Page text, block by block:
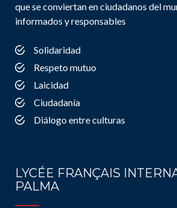
que se conviertan en ciudadanos del
informados y responsables
Solidaridad
Respeto mutuo
Laicidad
Ciudadanía
Diálogo entre culturas
LYCÉE FRANÇAIS
PALMA